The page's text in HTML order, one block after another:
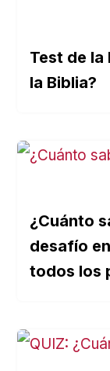
Test de la
la Biblia?
¿Cuánto
desafío
todos los